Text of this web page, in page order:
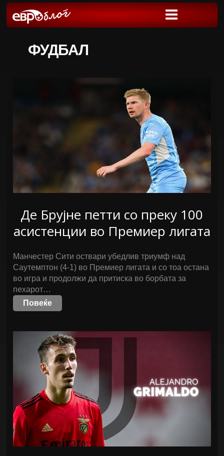
ФУДБАЛ
Де Брујне петти со преку 100
асистенции во Премиер лигата
Манчестер Сити оствари убедлив триумф над
Саутемптон (4-1) во Премиер лигата и со тоа остана
во игра и продолжи да притиска во борбата за
пехарот…
Повеќе